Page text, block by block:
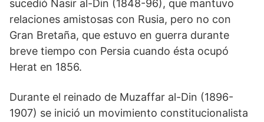
sucedió Nasir al-Din (1848-96), que mantuvo
relaciones amistosas con Rusia, pero no con
Gran Bretaña, que estuvo en guerra durante
breve tiempo con Persia cuando ésta ocupó
Herat en 1856.
Durante el reinado de Muzaffar al-Din (1896-
1907) se inició un movimiento constitucionalista